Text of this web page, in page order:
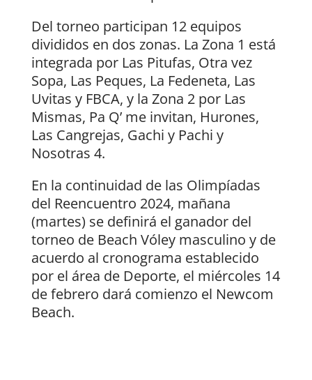
Del torneo participan 12 equipos
divididos en dos zonas. La Zona 1 está
integrada por Las Pitufas, Otra vez
Sopa, Las Peques, La Fedeneta, Las
Uvitas y FBCA, y la Zona 2 por Las
Mismas, Pa Q’ me invitan, Hurones,
Las Cangrejas, Gachi y Pachi y
Nosotras 4.
En la continuidad de las Olimpíadas
del Reencuentro 2024, mañana
(martes) se definirá el ganador del
torneo de Beach Vóley masculino y de
acuerdo al cronograma establecido
por el área de Deporte, el miércoles 14
de febrero dará comienzo el Newcom
Beach.